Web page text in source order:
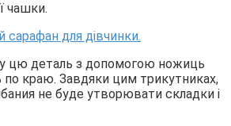
чашки.
цю деталь з допомогою ножиць
по краю. Завдяки цим трикутниках,
не буде утворювати складки і